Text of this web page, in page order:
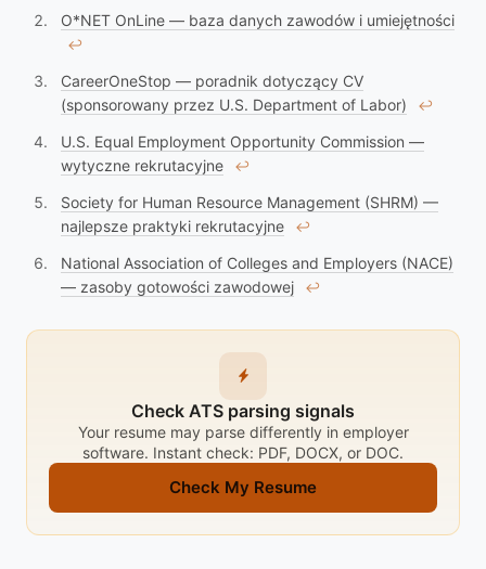
O*NET OnLine — baza danych zawodów i umiejętności
↩︎
CareerOneStop — poradnik dotyczący CV
(sponsorowany przez U.S. Department of Labor)
↩︎
U.S. Equal Employment Opportunity Commission —
wytyczne rekrutacyjne
↩︎
Society for Human Resource Management (SHRM) —
najlepsze praktyki rekrutacyjne
↩︎
National Association of Colleges and Employers (NACE)
— zasoby gotowości zawodowej
↩︎
Check ATS parsing signals
Your resume may parse differently in employer
software. Instant check: PDF, DOCX, or DOC.
Check My Resume